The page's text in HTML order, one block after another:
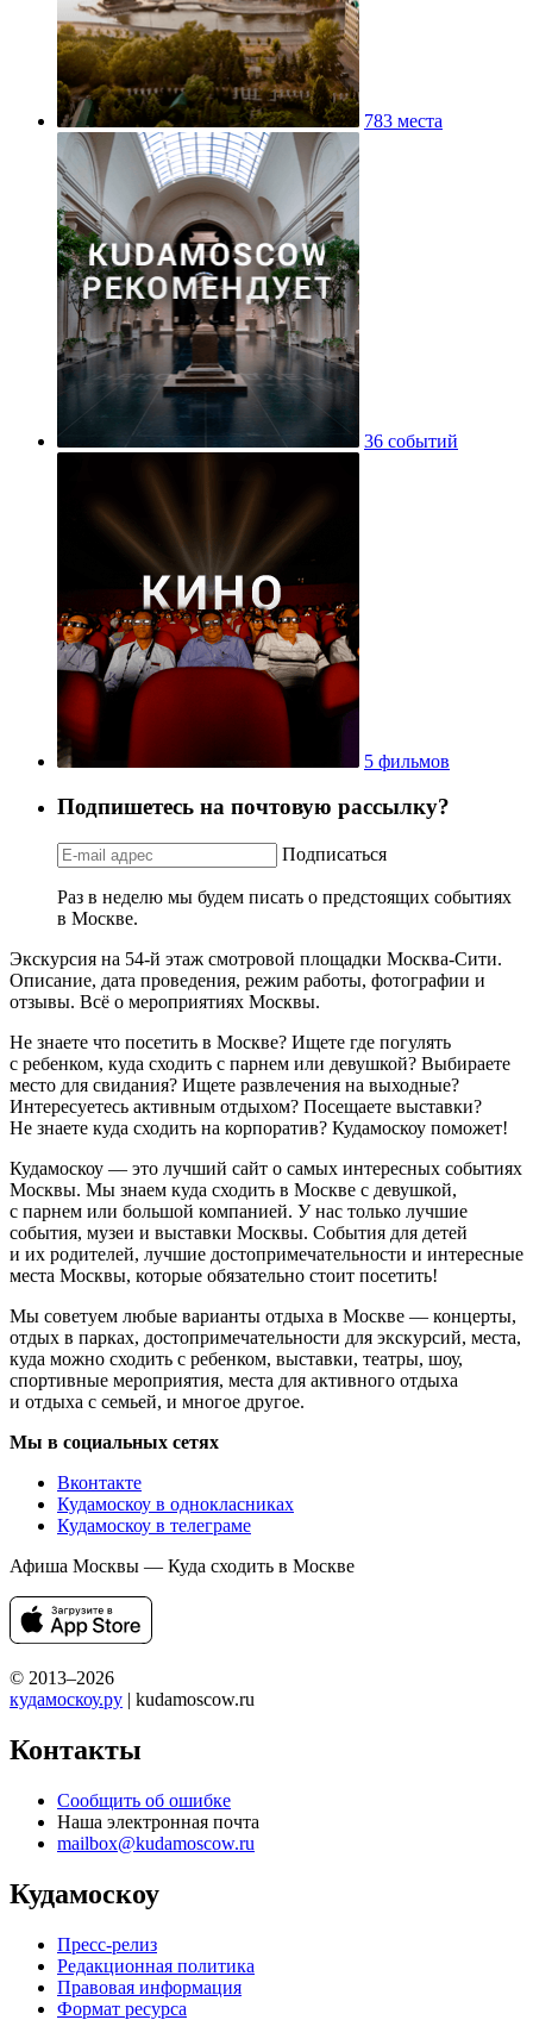
783 места
36 событий
5 фильмов
Подпишетесь на почтовую рассылку?
Подписаться
Раз в неделю мы будем писать о предстоящих событиях
в Москве.
Экскурсия на 54-й этаж смотровой площадки Москва-Сити.
Описание, дата проведения, режим работы, фотографии и
отзывы. Всё о мероприятиях Москвы.
Не знаете что посетить в Москве? Ищете где погулять
с ребенком, куда сходить с парнем или девушкой? Выбираете
место для свидания? Ищете развлечения на выходные?
Интересуетесь активным отдыхом? Посещаете выставки?
Не знаете куда сходить на корпоратив? Кудамоскоу поможет!
Кудамоскоу — это лучший сайт о самых интересных событиях
Москвы. Мы знаем куда сходить в Москве с девушкой,
с парнем или большой компанией. У нас только лучшие
события, музеи и выставки Москвы. События для детей
и их родителей, лучшие достопримечательности и интересные
места Москвы, которые обязательно стоит посетить!
Мы советуем любые варианты отдыха в Москве — концерты,
отдых в парках, достопримечательности для экскурсий, места,
куда можно сходить с ребенком, выставки, театры, шоу,
спортивные мероприятия, места для активного отдыха
и отдыха с семьей, и многое другое.
Мы в социальных сетях
Вконтакте
Кудамоскоу в однокласниках
Кудамоскоу в телеграме
Афиша Москвы — Куда сходить в Москве
© 2013–2026
кудамоскоу.ру | kudamoscow.ru
Контакты
Сообщить об ошибке
Наша электронная почта
mailbox@kudamoscow.ru
Кудамоскоу
Пресс-релиз
Редакционная политика
Правовая информация
Формат ресурса